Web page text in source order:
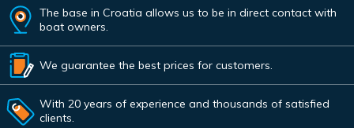
The base in Croatia allows us to be in direct contact with
boat owners.
We guarantee the best prices for customers.
With 20 years of experience and thousands of satisfied
clients.